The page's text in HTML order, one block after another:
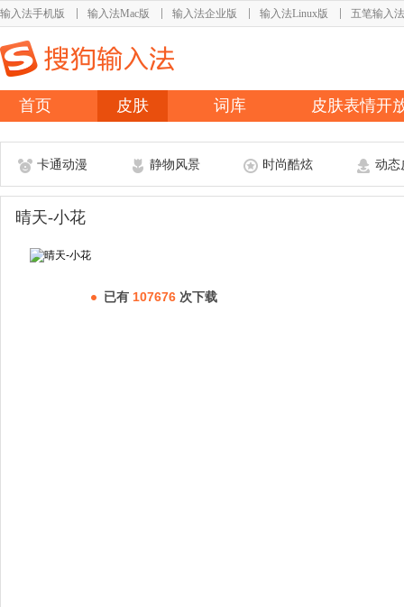
输入法手机版 输入法Mac版 输入法企业版 输入法Linux版 五笔输入法
首页 皮肤 词库 皮肤表情开
卡通动漫 静物风景 时尚酷炫 动态
晴天-小花
已有 107676 次下载